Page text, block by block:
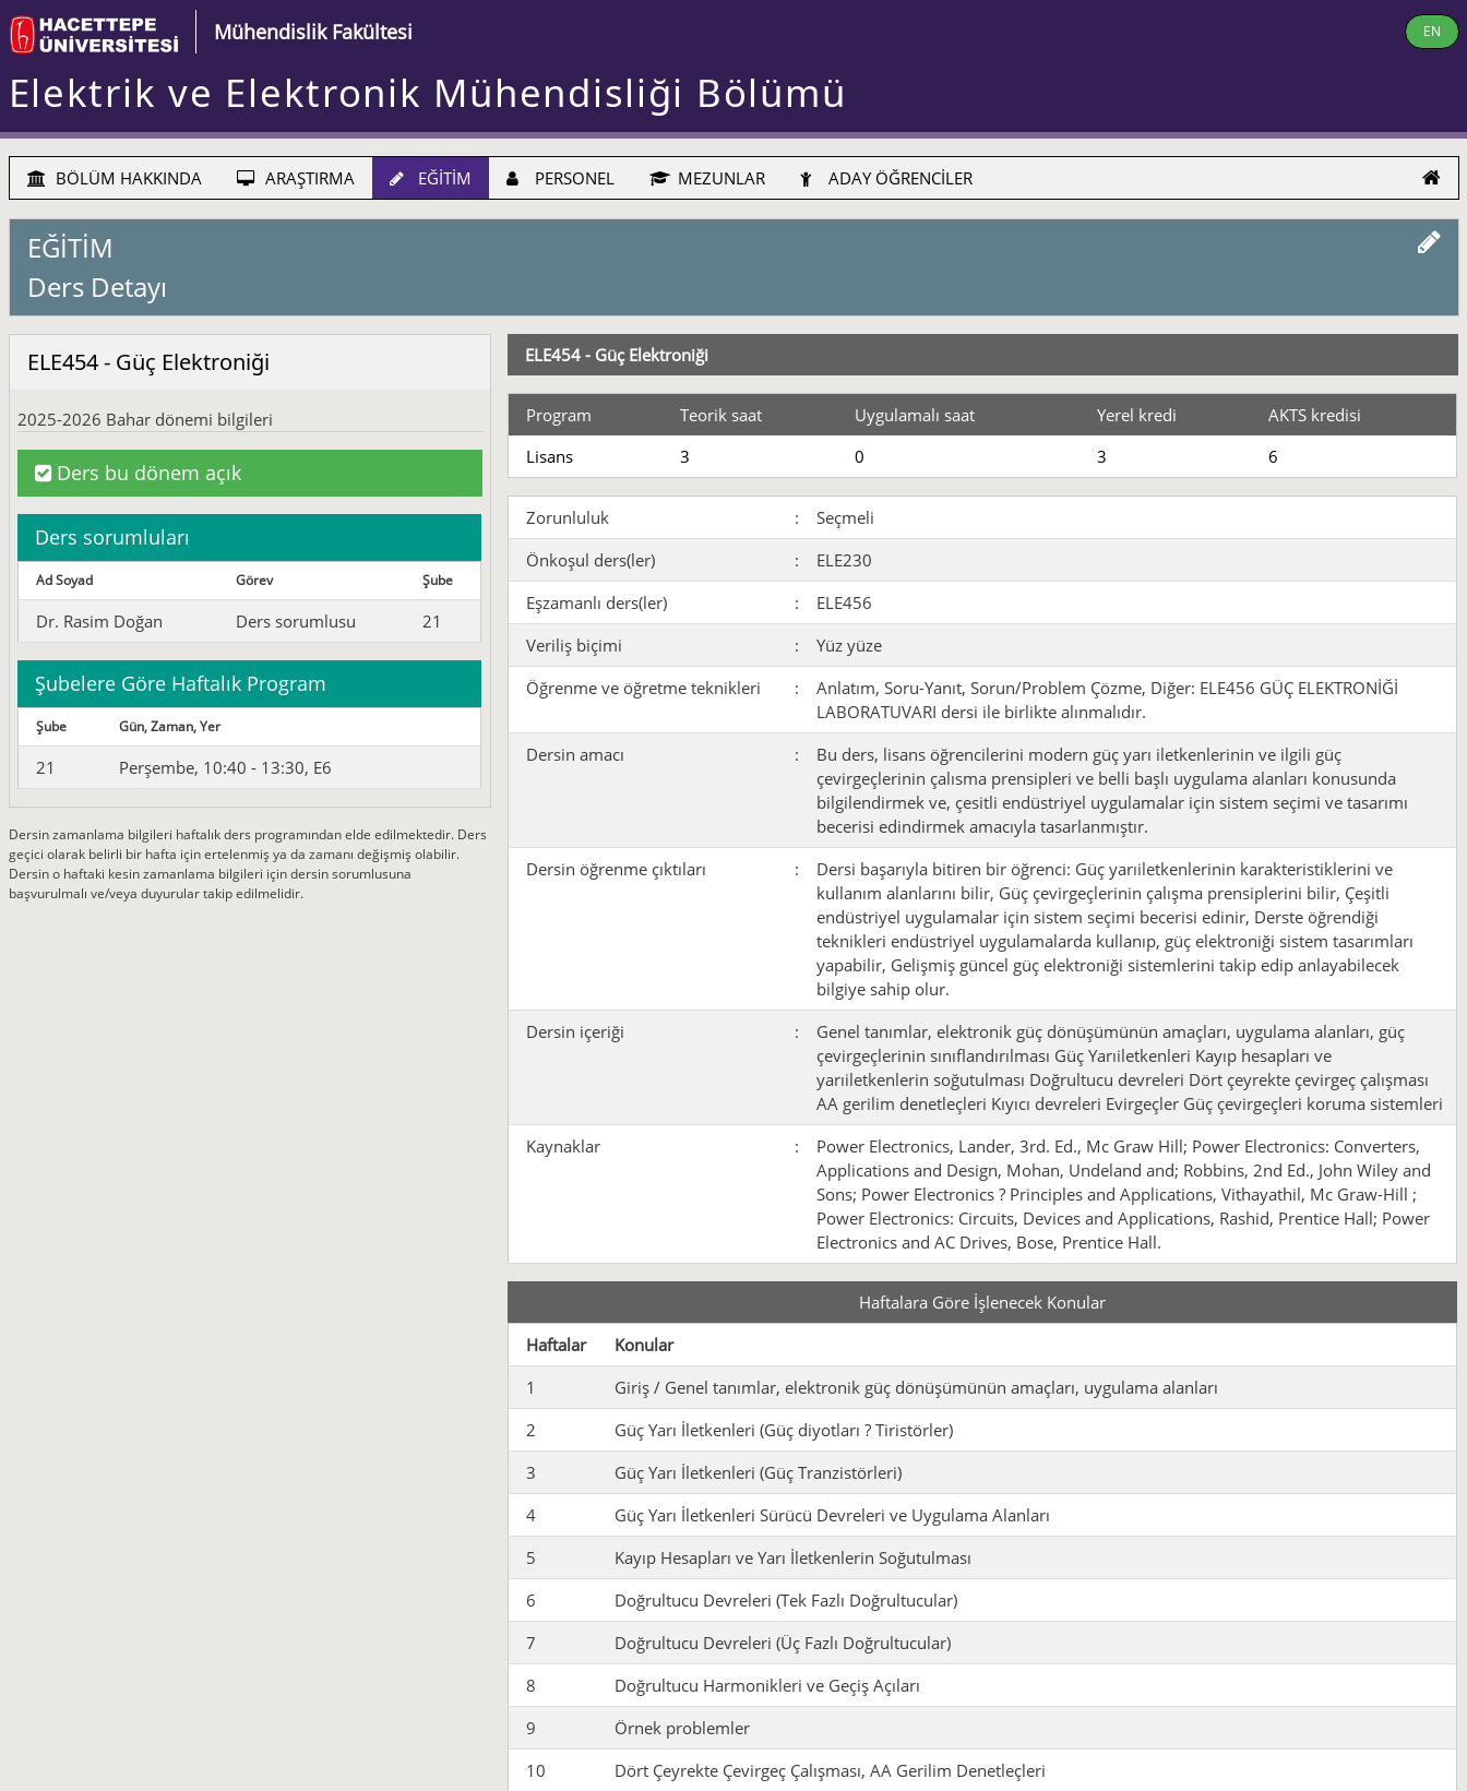
Mühendislik Fakültesi EN
Elektrik ve Elektronik Mühendisliği Bölümü
BÖLÜM HAKKINDA ARAŞTIRMA EĞİTİM PERSONEL MEZUNLAR ADAY ÖĞRENCİLER
EĞİTİM
Ders Detayı
ELE454 - Güç Elektroniği
2025-2026 Bahar dönemi bilgileri
Ders bu dönem açık
Ders sorumluları
Ad Soyad Görev Şube
Dr. Rasim Doğan Ders sorumlusu 21
Şubelere Göre Haftalık Program
Şube Gün, Zaman, Yer
21 Perşembe, 10:40 - 13:30, E6
Dersin zamanlama bilgileri haftalık ders programından elde edilmektedir. Ders
geçici olarak belirli bir hafta için ertelenmiş ya da zamanı değişmiş olabilir.
Dersin o haftaki kesin zamanlama bilgileri için dersin sorumlusuna
başvurulmalı ve/veya duyurular takip edilmelidir.
ELE454 - Güç Elektroniği
Program Teorik saat Uygulamalı saat Yerel kredi
AKTS kredisi
Lisans
3 0 3 6
Zorunluluk :
Seçmeli
Önkoşul ders(ler)
:
ELE230
Eşzamanlı ders(ler)
:
ELE456
Veriliş biçimi
:
Yüz yüze
Öğrenme ve öğretme teknikleri
:
Anlatım, Soru-Yanıt, Sorun/Problem Çözme, Diğer: ELE456 GÜÇ ELEKTRONİĞİ
LABORATUVARI dersi ile birlikte alınmalıdır.
Dersin amacı
:
Bu ders, lisans öğrencilerini modern güç yarı iletkenlerinin ve ilgili güç
çevirgeçlerinin çalısma prensipleri ve belli başlı uygulama alanları konusunda
bilgilendirmek ve, çesitli endüstriyel uygulamalar için sistem seçimi ve tasarımı
becerisi edindirmek amacıyla tasarlanmıştır.
Dersin öğrenme çıktıları
:
Dersi başarıyla bitiren bir öğrenci: Güç yarıiletkenlerinin karakteristiklerini ve
kullanım alanlarını bilir, Güç çevirgeçlerinin çalışma prensiplerini bilir, Çeşitli
endüstriyel uygulamalar için sistem seçimi becerisi edinir, Derste öğrendiği
teknikleri endüstriyel uygulamalarda kullanıp, güç elektroniği sistem tasarımları
yapabilir, Gelişmiş güncel güç elektroniği sistemlerini takip edip anlayabilecek
bilgiye sahip olur.
Dersin içeriği
:
Genel tanımlar, elektronik güç dönüşümünün amaçları, uygulama alanları, güç
çevirgeçlerinin sınıflandırılması Güç Yarıiletkenleri Kayıp hesapları ve
yarıiletkenlerin soğutulması Doğrultucu devreleri Dört çeyrekte çevirgeç çalışması
AA gerilim denetleçleri Kıyıcı devreleri Evirgeçler Güç çevirgeçleri koruma sistemleri
Kaynaklar
:
Power Electronics, Lander, 3rd. Ed., Mc Graw Hill; Power Electronics: Converters,
Applications and Design, Mohan, Undeland and; Robbins, 2nd Ed., John Wiley and
Sons; Power Electronics ? Principles and Applications, Vithayathil, Mc Graw-Hill ;
Power Electronics: Circuits, Devices and Applications, Rashid, Prentice Hall; Power
Electronics and AC Drives, Bose, Prentice Hall.
Haftalara Göre İşlenecek Konular
Haftalar
Konular
1
Giriş / Genel tanımlar, elektronik güç dönüşümünün amaçları, uygulama alanları
2
Güç Yarı İletkenleri (Güç diyotları ? Tiristörler)
3
Güç Yarı İletkenleri (Güç Tranzistörleri)
4
Güç Yarı İletkenleri Sürücü Devreleri ve Uygulama Alanları
5
Kayıp Hesapları ve Yarı İletkenlerin Soğutulması
6
Doğrultucu Devreleri (Tek Fazlı Doğrultucular)
7
Doğrultucu Devreleri (Üç Fazlı Doğrultucular)
8
Doğrultucu Harmonikleri ve Geçiş Açıları
9
Örnek problemler
10
Dört Çeyrekte Çevirgeç Çalışması, AA Gerilim Denetleçleri